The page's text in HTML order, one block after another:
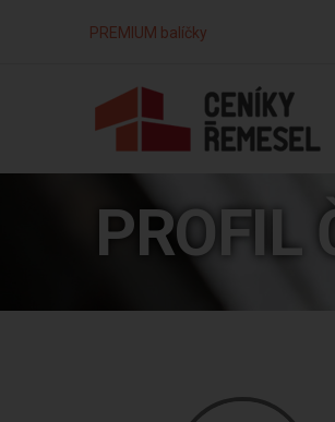
PREMIUM balíčky
PROFIL